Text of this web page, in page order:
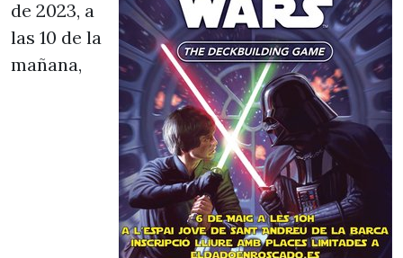
de 2023, a
las 10 de la
mañana,